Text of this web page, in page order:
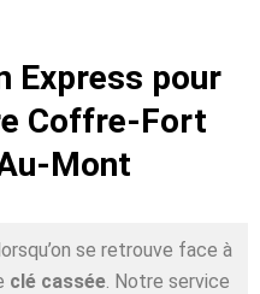
Express pour
Coffre-Fort
Mont
se retrouve face à
clé cassée. Notre service